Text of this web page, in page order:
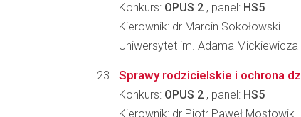
Konkurs: OPUS 2 , panel: HS5
Kierownik: dr Marcin Sokołowski
Uniwersytet im. Adama Mickiewicza
Sprawy rodzicielskie i ochrona
Konkurs: OPUS 2 , panel: HS5
Kierownik: dr Piotr Paweł Mostowik